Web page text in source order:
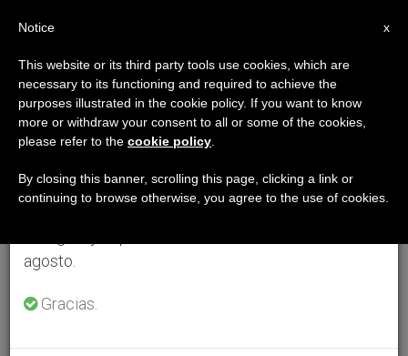
×
Aviso importante
Del 27 de julio al 7 de agosto haremos la pausa
anual, aprovechando que en el periodo de verano
se generan menos informaciones y también el
agosto.
Gracias.
x
Notice
This website or its third party tools use cookies, which are
necessary to its functioning and required to achieve the
purposes illustrated in the cookie policy. If you want to know
more or withdraw your consent to all or some of the cookies,
please refer to the cookie policy
By closing this banner, scrolling this page, clicking a link or
continuing to browse otherwise, you agree to the use of cookies.